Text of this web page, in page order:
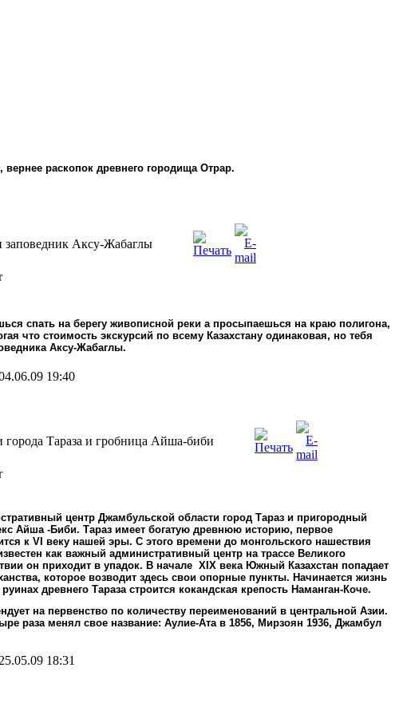
раскопок древнего городища Отрар.
заповедник Аксу-Жабаглы
спать на берегу живописной реки а просыпаешься на краю полигона,
что стоимость экскурсий по всему Казахстану одинаковая, но тебя
Аксу-Жабаглы.
19:40
города Тараза и гробница Айша-биби
центр Джамбульской области город Тараз и пригородный
Айша -Биби. Тараз имеет богатую древнюю историю, первое
к VI веку нашей эры. С этого времени до монгольского нашествия
как важный административный центр на трассе Великого
он приходит в упадок. В начале XIX века Южный Казахстан попадает
которое возводит здесь свои опорные пункты. Начинается жизнь
древнего Тараза строится кокандская крепость Наманган-Коче.
на первенство по количеству переименований в центральной Азии.
раза менял свое название: Аулие-Ата в 1856, Мирзоян 1936, Джамбул
18:31